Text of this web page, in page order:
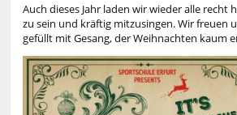
Auch dieses Jahr laden wir wieder alle recht
zu sein und kräftig mitzusingen. Wir freuen
gefüllt mit Gesang, der Weihnachten kaum